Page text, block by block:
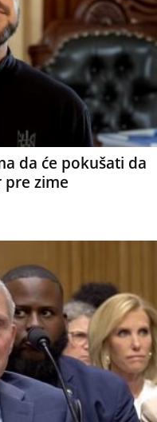
da će pokušati da
pre zime